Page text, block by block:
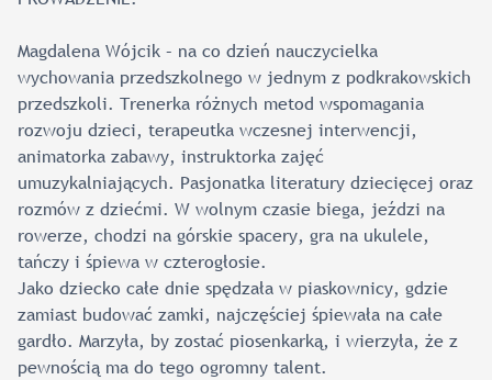
Magdalena Wójcik – na co dzień nauczycielka
wychowania przedszkolnego w jednym z podkrakowskich
przedszkoli. Trenerka różnych metod wspomagania
rozwoju dzieci, terapeutka wczesnej interwencji,
animatorka zabawy, instruktorka zajęć
umuzykalniających. Pasjonatka literatury dziecięcej oraz
rozmów z dziećmi. W wolnym czasie biega, jeździ na
rowerze, chodzi na górskie spacery, gra na ukulele,
tańczy i śpiewa w czterogłosie.
Jako dziecko całe dnie spędzała w piaskownicy, gdzie
zamiast budować zamki, najczęściej śpiewała na całe
gardło. Marzyła, by zostać piosenkarką, i wierzyła, że z
pewnością ma do tego ogromny talent.